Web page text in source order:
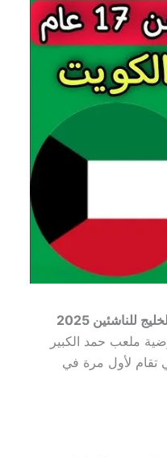
للناشئين 2025
ملعب حمد الكبير
تقام لأول مرة في